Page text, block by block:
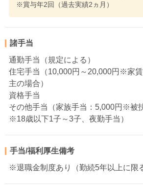
※賞与年2回（過去実績2ヵ月）
諸手当
通勤手当（規定による）
住宅手当（10,000円～20,000円※家
主の場合）
資格手当
その他手当（家族手当：5,000円※被
※18歳以下1子～3子、夜勤手当）
手当/福利厚生備考
※退職金制度あり（勤続5年以上に限